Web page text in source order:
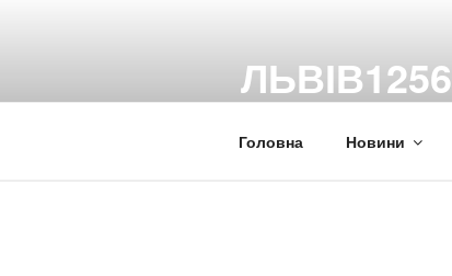
ЛЬВІВ1256
Головна Новини